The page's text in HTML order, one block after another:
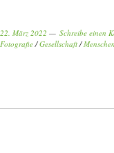
22. März 2022
Schreibe einen
Fotografie /Gesellschaft /Menschen